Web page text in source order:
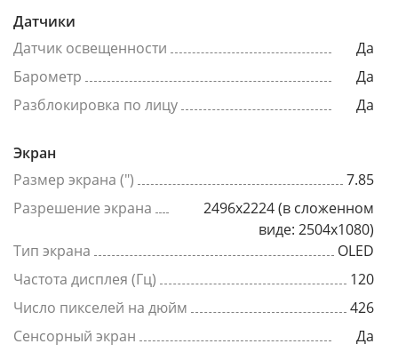
Датчики
Датчик освещенности
Да
Барометр
Да
Разблокировка по лицу
Да
Экран
Размер экрана (")
7.85
Разрешение экрана
2496x2224 (в сложенном
виде: 2504x1080)
Тип экрана
OLED
Частота дисплея (Гц)
120
Число пикселей на дюйм
426
Сенсорный экран
Да